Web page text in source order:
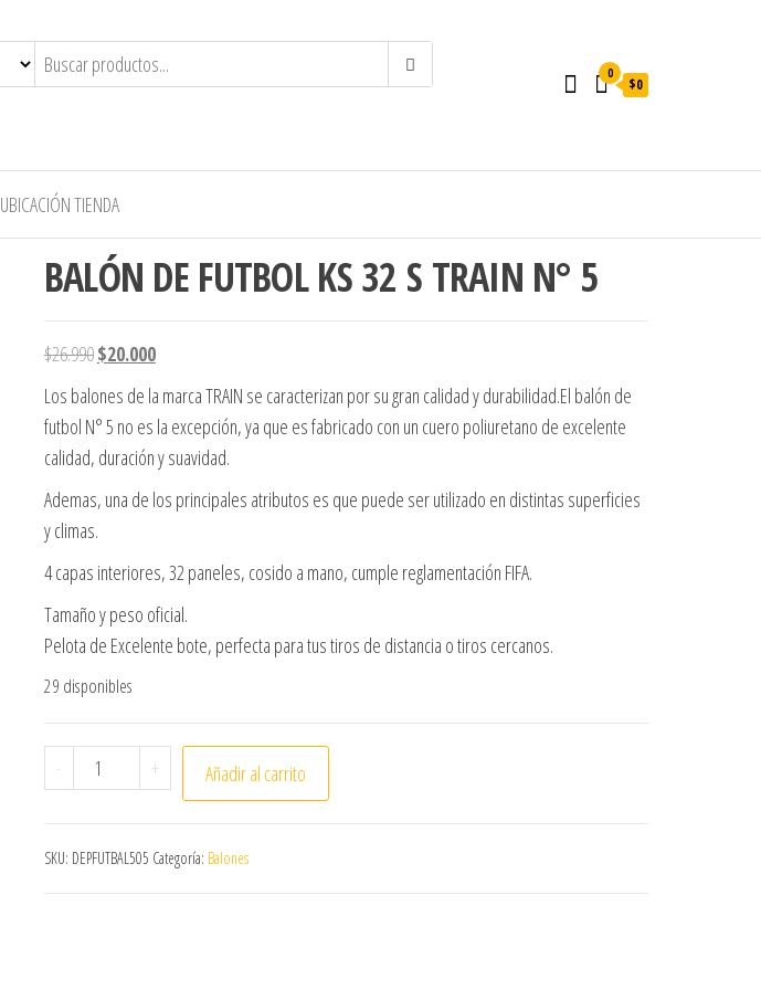
0
$0
UBICACIÓN TIENDA
BALÓN DE FUTBOL KS 32 S TRAIN N° 5
$26.990El precio original era: $26.990.
$20.000El precio actual es: $20.000.
Los balones de la marca TRAIN se caracterizan por su gran calidad y durabilidad.El balón de
futbol N° 5 no es la excepción, ya que es fabricado con un cuero poliuretano de excelente
calidad, duración y suavidad.
Ademas, una de los principales atributos es que puede ser utilizado en distintas superficies
y climas.
4 capas interiores, 32 paneles, cosido a mano, cumple reglamentación FIFA.
Tamaño y peso oficial.
Pelota de Excelente bote, perfecta para tus tiros de distancia o tiros cercanos.
29 disponibles
- BALÓN DE FUTBOL KS 32 S TRAIN N° 5 cantidad
+ Añadir al carrito
SKU: DEPFUTBAL505 Categoría: Balones